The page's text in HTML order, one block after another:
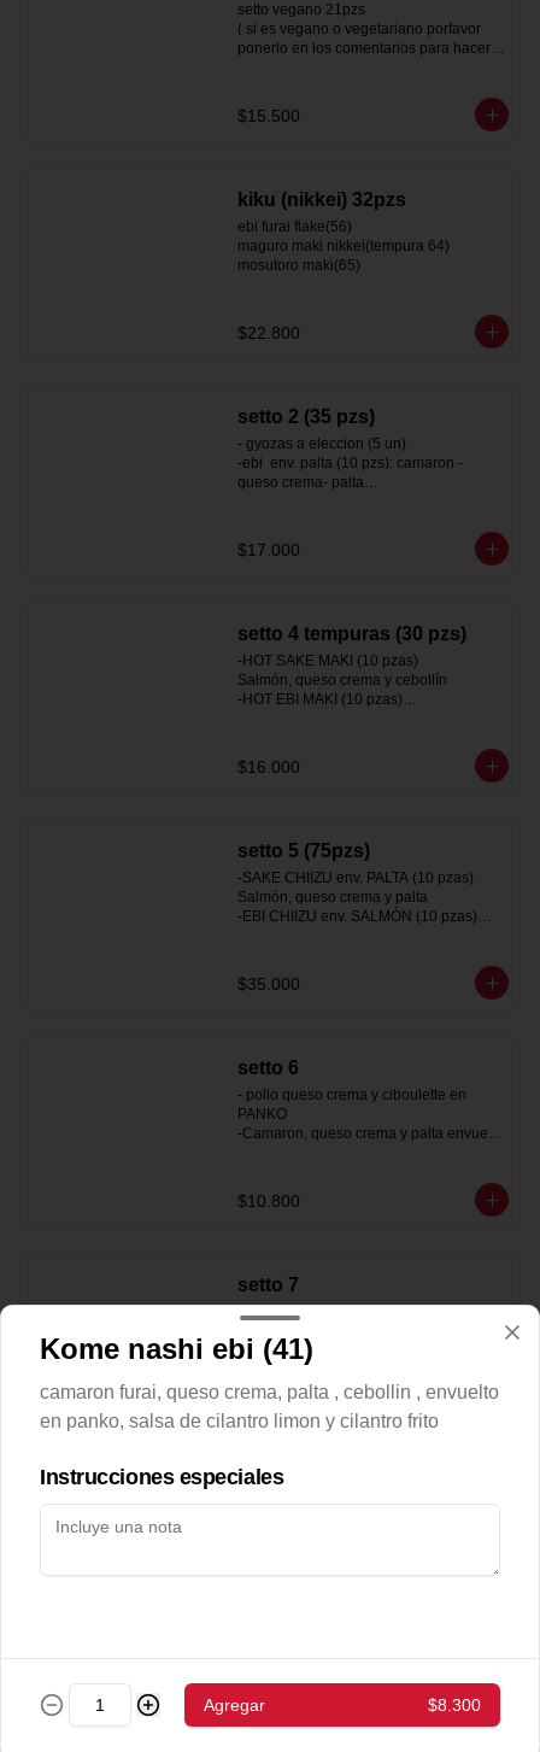
setto vegano 21pzs
( si es vegano o vegetariano porfavor
ponerlo en los comentarios para hacerle
gyoza de verdura (5 un)
hot vegan panko (53)
$15.500
kiku (nikkei) 32pzs
ebi furai flake(56)
maguro maki nikkei(tempura 64)
mosutoro maki(65)
$22.800
setto 2 (35 pzs)
- gyozas a eleccion (5 un)
-ebi  env. palta (10 pzs): camaron -
queso crema- palta
-hot tori maki  (10 pzs): pollo- queso
crema - ciboulette ( roll frito)
$17.000
setto 4 tempuras (30 pzs)
-HOT SAKE MAKI (10 pzas)
Salmón, queso crema y cebollín
-HOT EBI MAKI (10 pzas)
Pollo, queso crema y ciboulette
$16.000
setto 5 (75pzs)
-SAKE CHIIZU env. PALTA (10 pzas)
Salmón, queso crema y palta
-EBI CHIIZU env. SALMÓN (10 pzas)
Salmón, camarón y palta
-TORI CALIFORNIA env. Sésamo (10
Pollo, queso crema y ciboulette
-HOT SURIMI MAKI TEMPURA (10 pzas)
Kanikama y queso crema
-HOSOMAKI AVOCADO (10 pzas)
$35.000
setto 6
- pollo queso crema y ciboulette en
PANKO
-Camaron, queso crema y palta envuelto
$10.800
setto 7
40piezas
Ebi Abokado Chiizu env.Salmón (28).
hot tori maki(49)
sake abokado env.sesamo (19)
$17.400
setto1 (15 pzs)
Bebestibles
Kome nashi ebi (41)
camaron furai, queso crema, palta , cebollin , envuelto
en panko, salsa de cilantro limon y cilantro frito
Instrucciones especiales
Agregar $8.300